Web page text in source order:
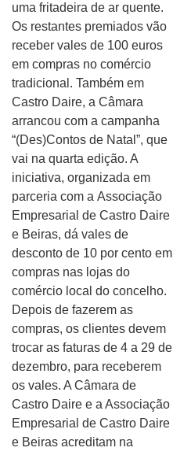
uma fritadeira de ar quente.
Os restantes premiados vão
receber vales de 100 euros
em compras no comércio
tradicional. Também em
Castro Daire, a Câmara
arrancou com a campanha
“(Des)Contos de Natal”, que
vai na quarta edição. A
iniciativa, organizada em
parceria com a Associação
Empresarial de Castro Daire
e Beiras, dá vales de
desconto de 10 por cento em
compras nas lojas do
comércio local do concelho.
Depois de fazerem as
compras, os clientes devem
trocar as faturas de 4 a 29 de
dezembro, para receberem
os vales. A Câmara de
Castro Daire e a Associação
Empresarial de Castro Daire
e Beiras acreditam na